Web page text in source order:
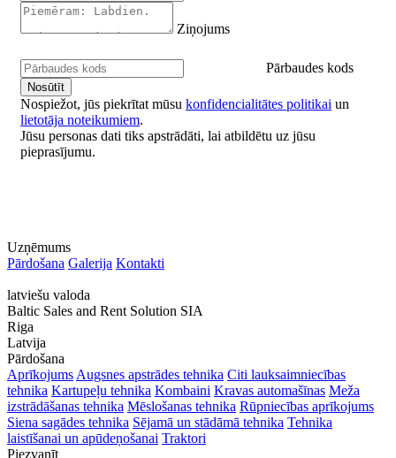
Ziņojums
Pārbaudes kods
Nospiežot, jūs piekrītat mūsu konfidencialitātes politikai un
lietotāja noteikumiem.
Jūsu personas dati tiks apstrādāti, lai atbildētu uz jūsu
pieprasījumu.
Uzņēmums
Pārdošana Galerija Kontakti
latviešu valoda
Baltic Sales and Rent Solution SIA
Riga
Latvija
Pārdošana
Aprīkojums Augsnes apstrādes tehnika Citi lauksaimniecības
tehnika Kartupeļu tehnika Kombaini Kravas automašīnas Meža
izstrādāšanas tehnika Mēslošanas tehnika Rūpniecības aprīkojums
Siena sagādes tehnika Sējamā un stādāmā tehnika Tehnika
laistīšanai un apūdeņošanai Traktori
Piezvanīt